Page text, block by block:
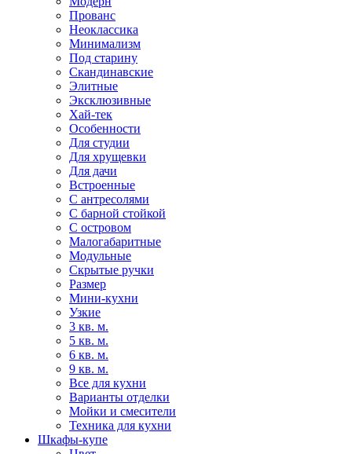
Прованс
Неоклассика
Минимализм
Под старину
Скандинавские
Элитные
Эксклюзивные
Хай-тек
Особенности
Для студии
Для хрущевки
Для дачи
Встроенные
С антресолями
С барной стойкой
С островом
Малогабаритные
Модульные
Скрытые ручки
Размер
Мини-кухни
Узкие
3 кв. м.
5 кв. м.
6 кв. м.
9 кв. м.
Все для кухни
Варианты отделки
Мойки и смесители
Техника для кухни
Шкафы-купе